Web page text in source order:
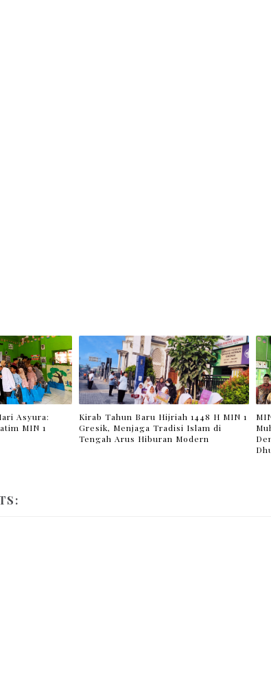
Asyura:
MIN 1
Kirab Tahun Baru Hijriah 1448 H MIN 1
Gresik, Menjaga Tradisi Islam di
Tengah Arus Hiburan Modern